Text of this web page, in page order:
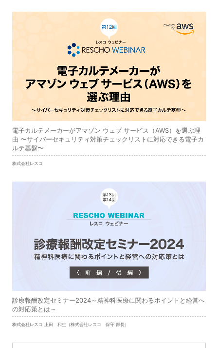
電子カルテメーカーがアマゾン ウェブ サービス（AWS）を選ぶ理
由 〜サイバーセキュリティ対策チェックリストに対応できる電子カ
ルテ基盤〜
株式会社レスコ
診療報酬改定セミナー2024～精神科医療に関わるポイントと経営へ
の対応策とは～
株式会社レスコ 上田 和生（株式会社レスコ 保守 部長）